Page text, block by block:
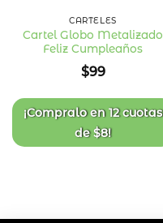
Añadir
CARTELES
Cartel Globo Metalizado
Feliz Cumpleaños
$99
¡Compralo en12 cuotas
de$8!